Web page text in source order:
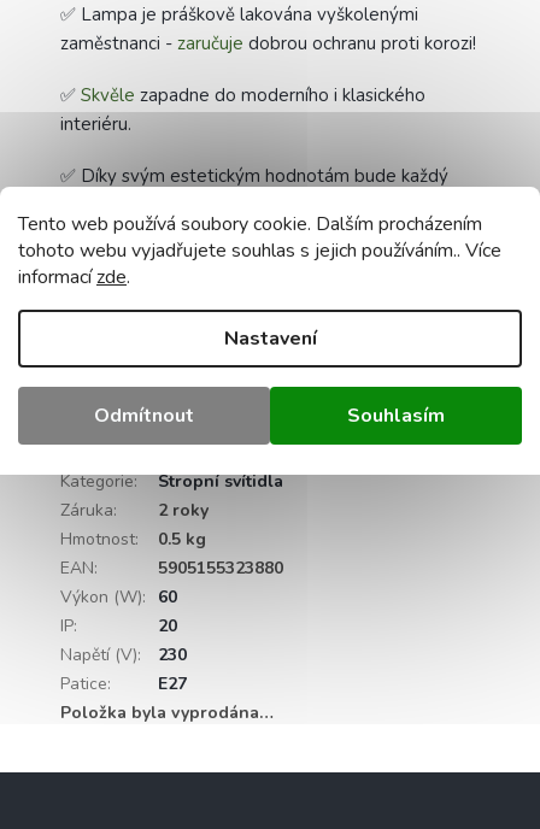
Tento web používá soubory cookie. Dalším procházením
tohoto webu vyjadřujete souhlas s jejich používáním.. Více
informacízde.
Nastavení
Odmítnout Souhlasím
✅ Lampa je práškově lakována vyškolenými
zaměstnanci - zaručuje dobrou ochranu proti korozi!
✅ Skvěle zapadne do moderního i klasického
interiéru.
✅ Díky svým estetickým hodnotám bude každý
⚠️Technické údaje:napájecí napětí:230Vsvětelný
zdroj:2 x E27
60W pro wolframové žárovky / 20W LED
instalační kostka v základně- anocertifikáty- CE,
RoHS
Doplňkové parametry
Kategorie:
Stropní svítidla
Záruka:
2 roky
Hmotnost:
0.5 kg
EAN:
5905155323880
Výkon (W):
60
IP:
20
Napětí (V):
230
Patice:
E27
Položka byla vyprodána…